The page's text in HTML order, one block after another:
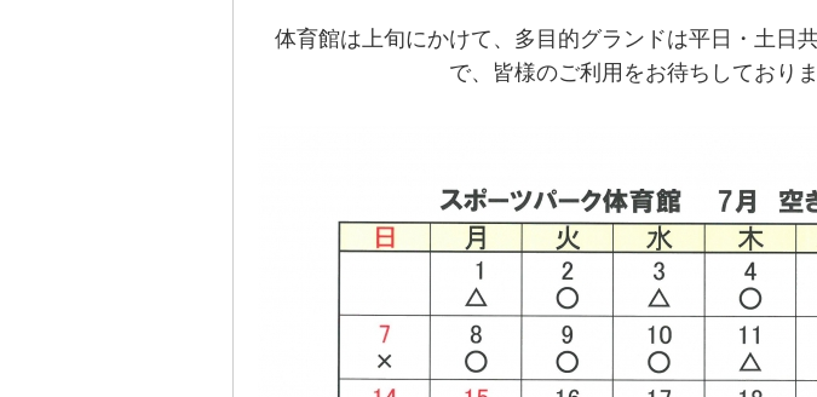
体育館は上旬にかけて、多目的グランドは平日・土日
で、皆様のご利用をお待ちしておりま